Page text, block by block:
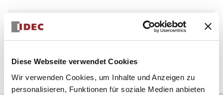
Diese Webseite verwendet Cookies
Wir verwenden Cookies, um Inhalte und Anzeigen zu
personalisieren, Funktionen für soziale Medien anbieten
Menge auswählen
zum Zitat hinzufügen